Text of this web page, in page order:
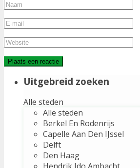
Uitgebreid zoeken
Alle steden
Alle steden
Berkel En Rodenrijs
Capelle Aan Den IJssel
Delft
Den Haag